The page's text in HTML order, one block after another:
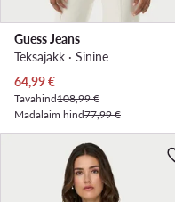
Guess Jeans
Teksajakk · Sinine
Praegune hind
64,99€
Tavahind108,99 €
Madalaim hind77,99 €